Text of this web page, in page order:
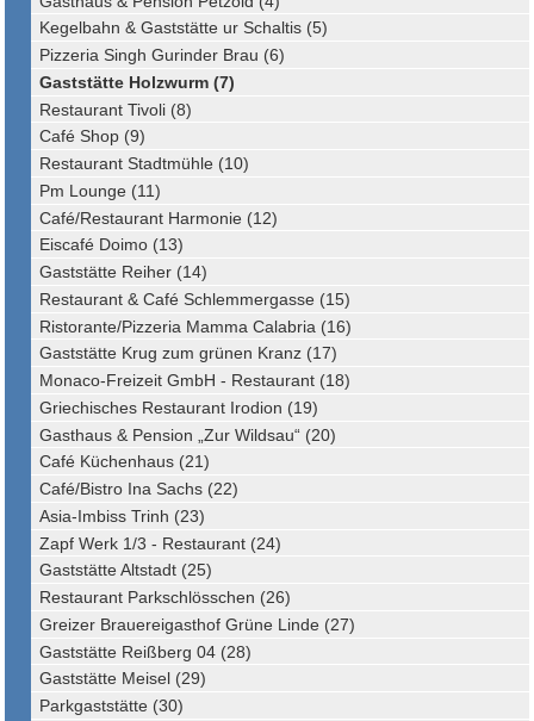
Kegelbahn & Gaststätte ur Schaltis (5)
Pizzeria Singh Gurinder Brau (6)
Gaststätte Holzwurm (7)
Restaurant Tivoli (8)
Café Shop (9)
Restaurant Stadtmühle (10)
Pm Lounge (11)
Café/Restaurant Harmonie (12)
Eiscafé Doimo (13)
Gaststätte Reiher (14)
Restaurant & Café Schlemmergasse (15)
Ristorante/Pizzeria Mamma Calabria (16)
Gaststätte Krug zum grünen Kranz (17)
Monaco-Freizeit GmbH - Restaurant (18)
Griechisches Restaurant Irodion (19)
Gasthaus & Pension „Zur Wildsau“ (20)
Café Küchenhaus (21)
Café/Bistro Ina Sachs (22)
Asia-Imbiss Trinh (23)
Zapf Werk 1/3 - Restaurant (24)
Gaststätte Altstadt (25)
Restaurant Parkschlösschen (26)
Greizer Brauereigasthof Grüne Linde (27)
Gaststätte Reißberg 04 (28)
Gaststätte Meisel (29)
Parkgaststätte (30)